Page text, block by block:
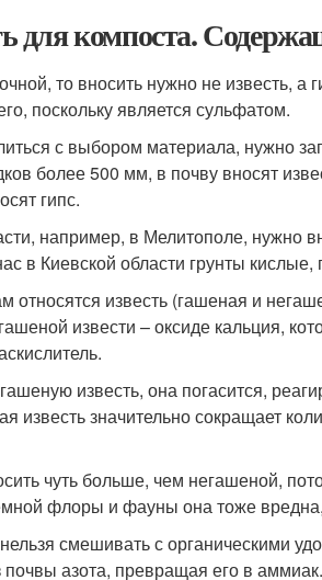
для компоста.
то вносить нужно не известь, а
поскольку является сульфатом.
с выбором материала, нужно
более 500 мм, в почву вносят
гипс.
например, в Мелитополе, нужно
в Киевской области грунты кислые,
относятся известь (гашеная и
извести – оксиде кальция,
известь, она погасится,
известь значительно сокращает
чуть больше, чем негашеной,
флоры и фауны она тоже
смешивать с органическими
почвы азота, превращая его в